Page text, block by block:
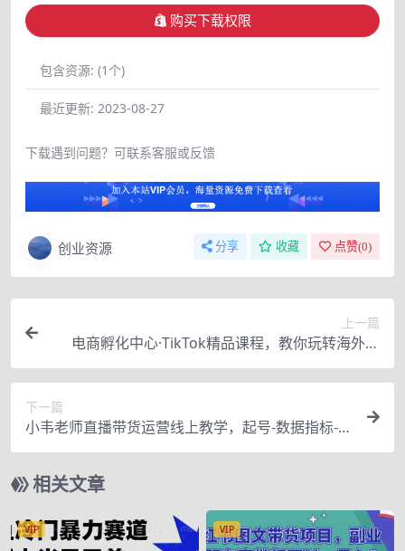
购买下载权限
包含资源: (1个)
最近更新: 2023-08-27
下载遇到问题？可联系客服或反馈
创业资源 分享 收藏 点赞(0)
上一篇
电商孵化中心·TikTok精品课程，教你玩转海外抖
音，低成本创业，带您从0开始玩转TikTok
下一篇
小韦老师直播带货运营线上教学，起号-数据指标-投
流-主播训练
相关文章
VIP VIP